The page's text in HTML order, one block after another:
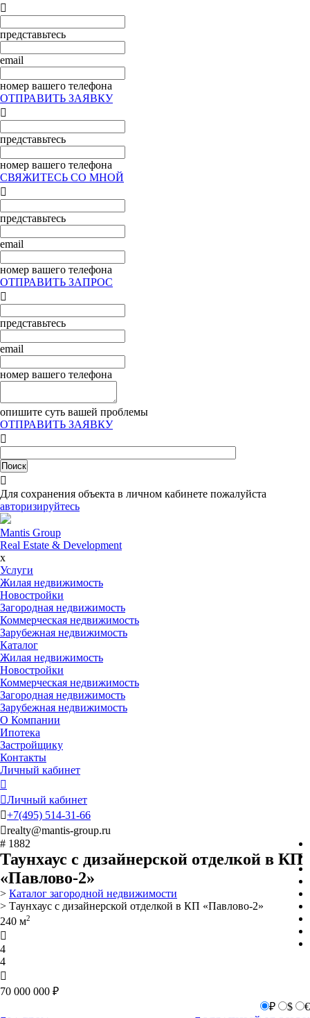

представьтесь
email
номер вашего телефона
ОТПРАВИТЬ ЗАЯВКУ

представьтесь
номер вашего телефона
СВЯЖИТЕСЬ СО МНОЙ

представьтесь
email
номер вашего телефона
ОТПРАВИТЬ ЗАПРОС

представьтесь
email
номер вашего телефона
опишите суть вашей проблемы
ОТПРАВИТЬ ЗАЯВКУ


Для сохранения объекта в личном кабинете пожалуйста
авторизируйтесь
Mantis Group
Real Estate & Development
x
Услуги
Жилая недвижимость
Новостройки
Загородная недвижимость
Коммерческая недвижимость
Зарубежная недвижимость
Каталог
Жилая недвижимость
Новостройки
Коммерческая недвижимость
Загородная недвижимость
Зарубежная недвижимость
О Компании
Ипотека
Застройщику
Контакты
Личный кабинет

Личный кабинет
+7(495) 514-31-66
realty@mantis-group.ru
# 1882
Таунхаус с дизайнерской отделкой в КП
«Павлово-2»
> Каталог загородной недвижимости
> Таунхаус с дизайнерской отделкой в КП «Павлово-2»
240 м2

4
4

70 000 000 ₽
₽
$
€